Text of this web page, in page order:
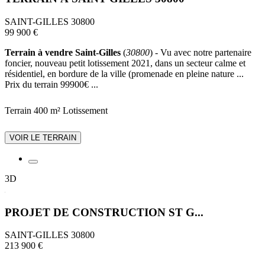
SAINT-GILLES 30800
99 900 €
Terrain à vendre Saint-Gilles (30800) - Vu avec notre partenaire
foncier, nouveau petit lotissement 2021, dans un secteur calme et
résidentiel, en bordure de la ville (promenade en pleine nature ...
Prix du terrain 99900€ ...
Terrain 400 m² Lotissement
VOIR LE TERRAIN
3D
PROJET DE CONSTRUCTION ST G...
SAINT-GILLES 30800
213 900 €